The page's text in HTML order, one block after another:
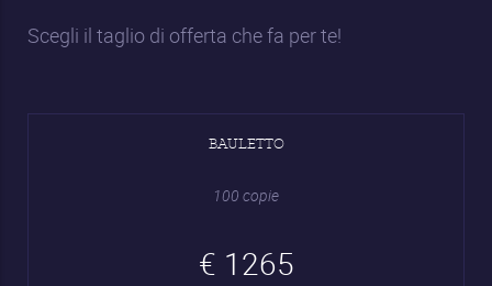
Scegli il taglio di offerta che fa per te!
BAULETTO
100 copie
€ 1265